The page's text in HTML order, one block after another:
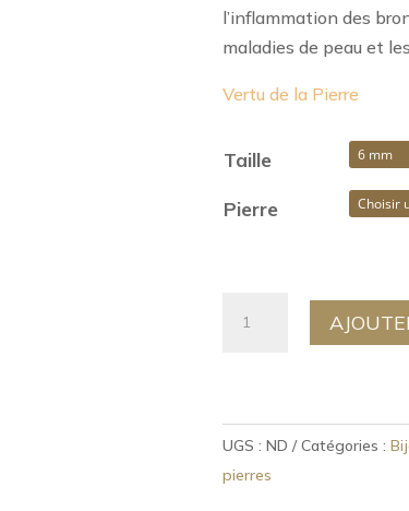
l’inflammation des
maladies de peau et
Vertu de la Pierre
Taille
Pierre
Lapis
Lazuli
UGS : ND Catégories :
pierres